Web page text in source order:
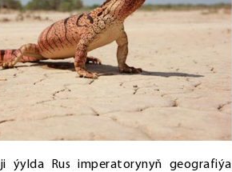
ýylda Rus imperatorynyň geografiýa